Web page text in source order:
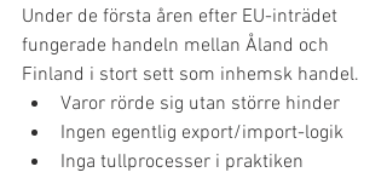
Under de första åren efter EU-inträdet
fungerade handeln mellan Åland och
Finland i stort sett som inhemsk handel.
Varor rörde sig utan större hinder
Ingen egentlig export/import-logik
Inga tullprocesser i praktiken